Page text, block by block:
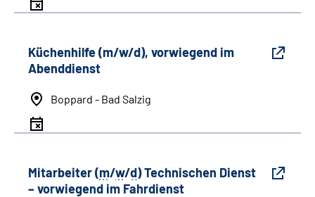
Küchenhilfe (m/w/d), vorwiegend im
Abenddienst
Boppard - Bad Salzig
Mitarbeiter (m/w/d) Technischen Dienst
– vorwiegend im Fahrdienst